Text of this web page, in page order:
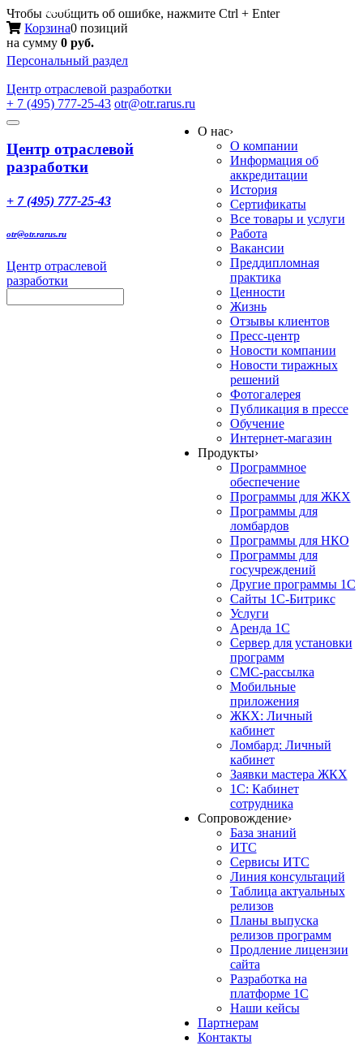
Чтобы сообщить об ошибке, нажмите Ctrl + Enter
Корзина0 позиций
на сумму 0 руб.
Персональный раздел
Центр отраслевой разработки
+ 7 (495) 777-25-43 otr@otr.rarus.ru
Toggle
Меню
Центр отраслевой
разработки
+ 7 (495) 777-25-43
otr@otr.rarus.ru
Центр отраслевой
разработки
О нас›
О компании
Информация об
аккредитации
История
Сертификаты
Все товары и услуги
Работа
Вакансии
Преддипломная
практика
Ценности
Жизнь
Отзывы клиентов
Пресс-центр
Новости компании
Новости тиражных
решений
Фотогалерея
Публикация в прессе
Обучение
Интернет-магазин
Продукты›
Программное
обеспечение
Программы для ЖКХ
Программы для
ломбардов
Программы для НКО
Программы для
госучреждений
Другие программы 1С
Сайты 1С-Битрикс
Услуги
Аренда 1С
Сервер для установки
программ
СМС-рассылка
Мобильные
приложения
ЖКХ: Личный
кабинет
Ломбард: Личный
кабинет
Заявки мастера ЖКХ
1С: Кабинет
сотрудника
Сопровождение›
База знаний
ИТС
Сервисы ИТС
Линия консультаций
Таблица актуальных
релизов
Планы выпуска
релизов программ
Продление лицензии
сайта
Разработка на
платформе 1С
Наши кейсы
Партнерам
Контакты